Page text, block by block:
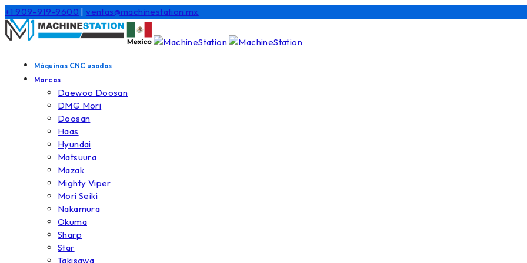
+1 909-919-9600 |ventas@machinestation.mx
Máquinas CNC usadas
Marcas
Daewoo Doosan
DMG Mori
Doosan
Haas
Hyundai
Matsuura
Mazak
Mighty Viper
Mori Seiki
Nakamura
Okuma
Sharp
Star
Takisawa